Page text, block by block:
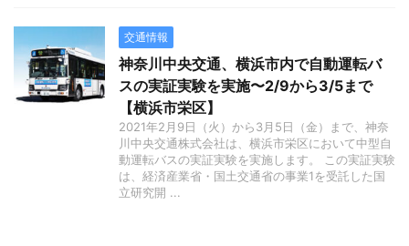
交通情報
神奈川中央交通、横浜市内で自動運転バ
スの実証実験を実施〜2/9から3/5まで
【横浜市栄区】
2021年2月9日（火）から3月5日（金）まで、神奈
川中央交通株式会社は、横浜市栄区において中型自
動運転バスの実証実験を実施します。 この実証実験
は、経済産業省・国土交通省の事業1を受託した国
立研究開 ...